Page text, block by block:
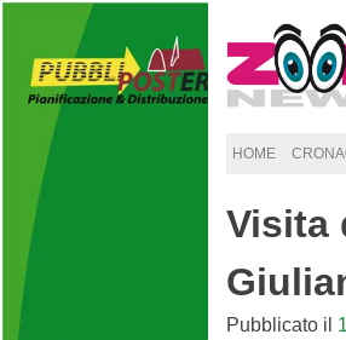
to
content
HOME
Visita
Pubblicato il